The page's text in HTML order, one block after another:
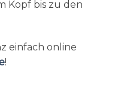
Kopf bis zu den
einfach online
!